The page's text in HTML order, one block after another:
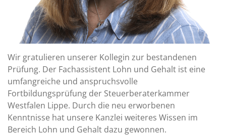
Wir gratulieren unserer Kollegin zur bestandenen
Prüfung. Der Fachassistent Lohn und Gehalt ist eine
umfangreiche und anspruchsvolle
Fortbildungsprüfung der Steuerberaterkammer
Westfalen Lippe. Durch die neu erworbenen
Kenntnisse hat unsere Kanzlei weiteres Wissen im
Bereich Lohn und Gehalt dazu gewonnen.